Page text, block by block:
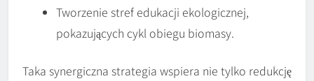
Tworzenie stref edukacji ekologicznej,
pokazujących cykl obiegu biomasy.
Taka synergiczna strategia wspiera nie tylko redukcję